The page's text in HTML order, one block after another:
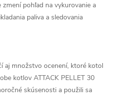
pohľad na vykurovanie a
paliva a sledovania
aj množstvo ocenení, ktoré kotol
kotlov ATTACK PELLET 30
skúsenosti a použili sa